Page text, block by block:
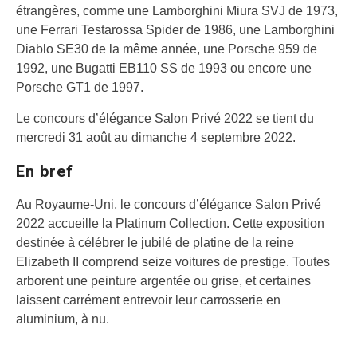
étrangères, comme une Lamborghini Miura SVJ de 1973,
une Ferrari Testarossa Spider de 1986, une Lamborghini
Diablo SE30 de la même année, une Porsche 959 de
1992, une Bugatti EB110 SS de 1993 ou encore une
Porsche GT1 de 1997.
Le concours d’élégance Salon Privé 2022 se tient du
mercredi 31 août au dimanche 4 septembre 2022.
En bref
Au Royaume-Uni, le concours d’élégance Salon Privé
2022 accueille la Platinum Collection. Cette exposition
destinée à célébrer le jubilé de platine de la reine
Elizabeth II comprend seize voitures de prestige. Toutes
arborent une peinture argentée ou grise, et certaines
laissent carrément entrevoir leur carrosserie en
aluminium, à nu.